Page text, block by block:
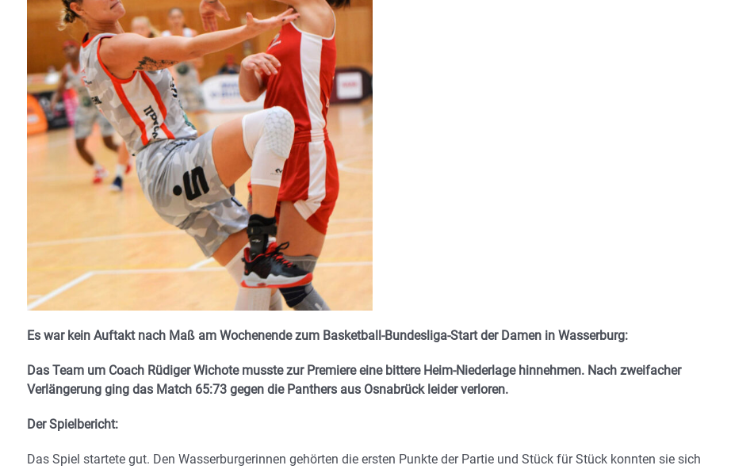
Es war kein Auftakt nach Maß am Wochenende zum Basketball-Bundesliga-Start der Damen in Wasserburg:
Das Team um Coach Rüdiger Wichote musste zur Premiere eine bittere Heim-Niederlage hinnehmen. Nach zweifacher
Verlängerung ging das Match 65:73 gegen die Panthers aus Osnabrück leider verloren.
Der Spielbericht:
Das Spiel startete gut. Den Wasserburgerinnen gehörten die ersten Punkte der Partie und Stück für Stück konnten sie sich